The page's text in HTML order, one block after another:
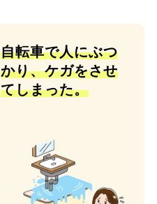
自転車で人にぶつ
かり、ケガをさせ
てしまった。